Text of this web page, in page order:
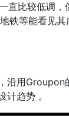
直比较低调，
铁等能看见
沿用Groupon
计趋势 。